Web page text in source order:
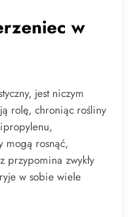
w
jest niczym
rolę, chroniąc rośliny
mogą rosnąć,
przypomina zwykły
w sobie wiele